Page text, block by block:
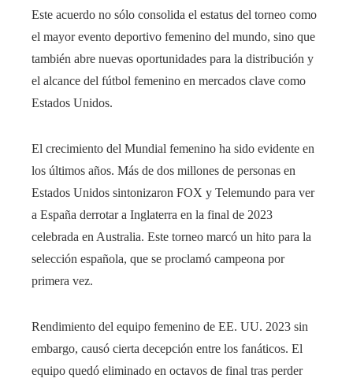
Este acuerdo no sólo consolida el estatus del torneo como
el mayor evento deportivo femenino del mundo, sino que
también abre nuevas oportunidades para la distribución y
el alcance del fútbol femenino en mercados clave como
Estados Unidos.
El crecimiento del Mundial femenino ha sido evidente en
los últimos años. Más de dos millones de personas en
Estados Unidos sintonizaron FOX y Telemundo para ver
a España derrotar a Inglaterra en la final de 2023
celebrada en Australia. Este torneo marcó un hito para la
selección española, que se proclamó campeona por
primera vez.
Rendimiento del equipo femenino de EE. UU. 2023 sin
embargo, causó cierta decepción entre los fanáticos. El
equipo quedó eliminado en octavos de final tras perder